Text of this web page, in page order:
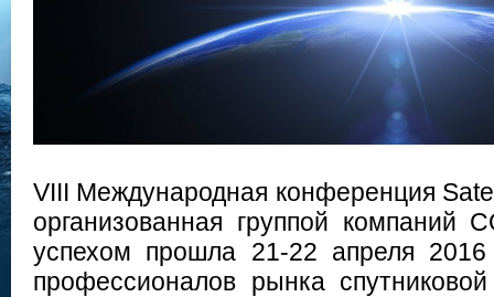
VIII Международная конференция
организованная группой компаний
успехом прошла 21-22 апреля
профессионалов рынка